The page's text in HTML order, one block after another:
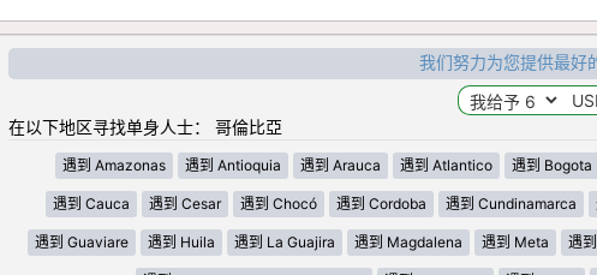
我们努力为您提供最好
在以下地区寻找单身人士： 哥倫比亞
遇到 Amazonas 遇到 Antioquia 遇到 Arauca 遇到 Atlantico 遇到 Bogota
遇到 Cauca 遇到 Cesar 遇到 Chocó 遇到 Cordoba 遇到 Cundinamarca
遇到 Guaviare 遇到 Huila 遇到 La Guajira 遇到 Magdalena 遇到 Meta 遇